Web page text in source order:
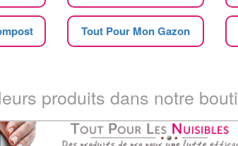
Tout Pour Mon Gazon
produits dans notre